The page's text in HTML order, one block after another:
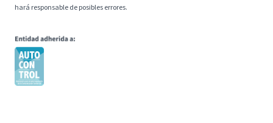
hará responsable de posibles errores.